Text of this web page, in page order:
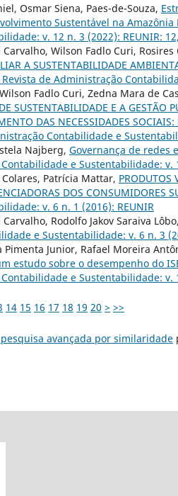
Osmar Siena, Paes-de-Souza,
Sustentável na Amazônia
v. 12 n. 3 (2022): REUNIR:
Wilson Fadlo Curi,
A SUSTENTABILIDADE
Revista de Administração
Fadlo Curi, Zedna Mara de
SUSTENTABILIDADE E A GESTÃO
DAS NECESSIDADES
Contabilidade e
Najberg, Governança de redes
e Sustentabilidade: v.
Patrícia Mattar, PRODUTOS
DOS CONSUMIDORES
v. 6 n. 1 (2016): REUNIR
Rodolfo Jakov Saraiva Lôbo,
e Sustentabilidade: v. 6 n. 3
Junior, Rafael Moreira
estudo sobre o desempenho do
e Sustentabilidade: v.
14 15 16 17 18 19 20 > >>
avançada por similaridade